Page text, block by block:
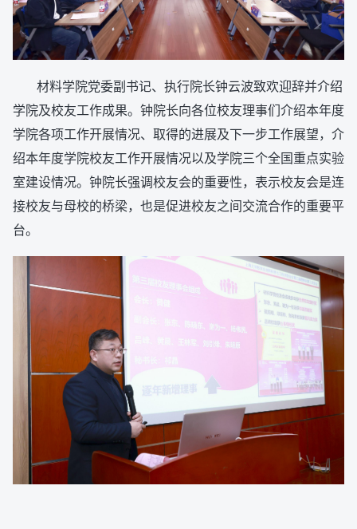
材料学院党委副书记、执行院长钟云波致欢迎辞并介绍
学院及校友工作成果。钟院长向各位校友理事们介绍本年度
学院各项工作开展情况、取得的进展及下一步工作展望，介
绍本年度学院校友工作开展情况以及学院三个全国重点实验
室建设情况。钟院长强调校友会的重要性，表示校友会是连
接校友与母校的桥梁，也是促进校友之间交流合作的重要平
台。